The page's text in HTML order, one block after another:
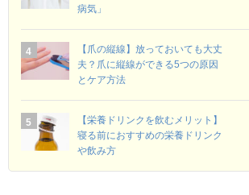
病気」
【爪の縦線】放っておいても大丈
夫？爪に縦線ができる5つの原因
とケア方法
【栄養ドリンクを飲むメリット】
寝る前におすすめの栄養ドリンク
や飲み方